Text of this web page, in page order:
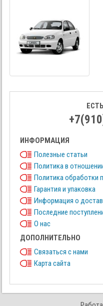
ИНФОРМАЦИЯ
Полезные статьи
Политика в
Политика обработки
Гарантия и упаковка
Информация о
Последние
О нас
ДОПОЛНИТЕЛЬНО
Связаться с нами
Карта сайта